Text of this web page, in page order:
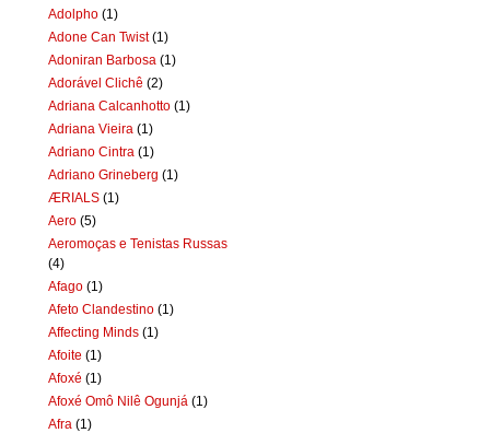
Adolpho (1)
Adone Can Twist (1)
Adoniran Barbosa (1)
Adorável Clichê (2)
Adriana Calcanhotto (1)
Adriana Vieira (1)
Adriano Cintra (1)
Adriano Grineberg (1)
ÆRIALS (1)
Aero (5)
Aeromoças e Tenistas Russas
(4)
Afago (1)
Afeto Clandestino (1)
Affecting Minds (1)
Afoite (1)
Afoxé (1)
Afoxé Omô Nilê Ogunjá (1)
Afra (1)